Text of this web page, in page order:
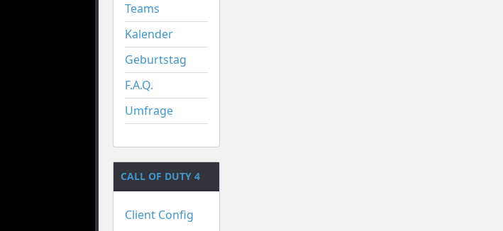
Teams
Kalender
Geburtstag
F.A.Q.
Umfrage
CALL OF DUTY 4
Client Config